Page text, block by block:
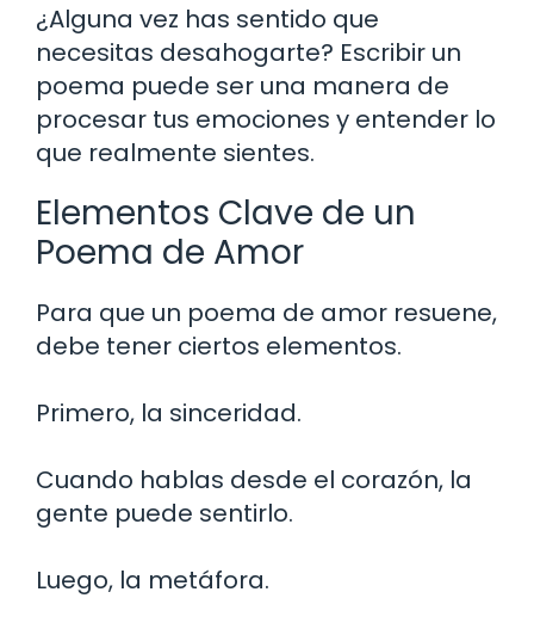
¿Alguna vez has sentido que
necesitas desahogarte? Escribir un
poema puede ser una manera de
procesar tus emociones y entender lo
que realmente sientes.
Elementos Clave de un
Poema de Amor
Para que un poema de amor resuene,
debe tener ciertos elementos.
Primero, la sinceridad.
Cuando hablas desde el corazón, la
gente puede sentirlo.
Luego, la metáfora.